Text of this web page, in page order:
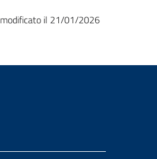
modificato il 21/01/2026